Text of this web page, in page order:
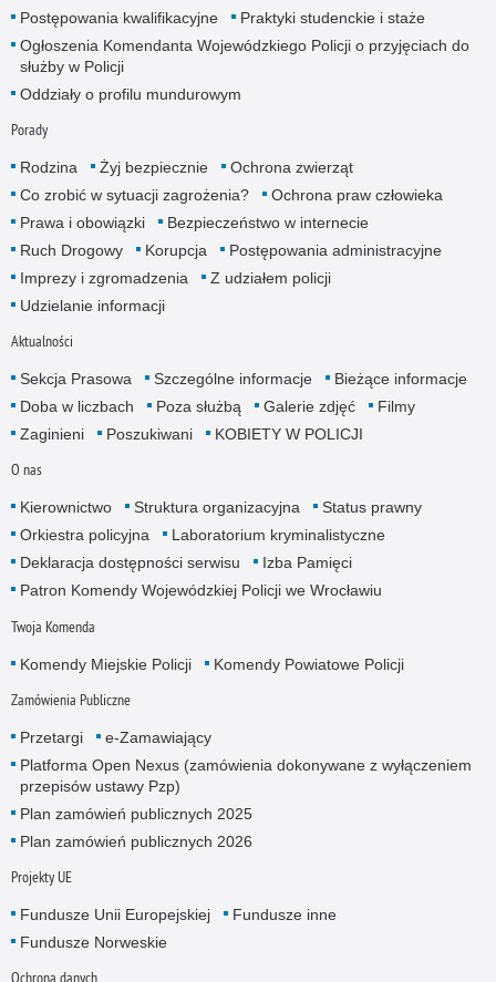
Postępowania kwalifikacyjne
Praktyki studenckie i staże
Ogłoszenia Komendanta Wojewódzkiego Policji o przyjęciach do
służby w Policji
Oddziały o profilu mundurowym
Porady
Rodzina Żyj bezpiecznie
Ochrona zwierząt
Co zrobić w sytuacji zagrożenia?
Ochrona praw człowieka
Prawa i obowiązki
Bezpieczeństwo w internecie
Ruch Drogowy
Korupcja
Postępowania administracyjne
Imprezy i zgromadzenia
Z udziałem policji
Udzielanie informacji
Aktualności
Sekcja Prasowa Szczególne informacje
Bieżące informacje
Doba w liczbach
Poza służbą Galerie zdjęć
Filmy
Zaginieni
Poszukiwani KOBIETY W POLICJI
O nas
Kierownictwo Struktura organizacyjna
Status prawny
Orkiestra policyjna
Laboratorium kryminalistyczne
Deklaracja dostępności serwisu
Izba Pamięci
Patron Komendy Wojewódzkiej Policji we Wrocławiu
Twoja Komenda
Komendy Miejskie Policji Komendy Powiatowe Policji
Zamówienia Publiczne
Przetargi
e-Zamawiający
Platforma Open Nexus (zamówienia dokonywane z wyłączeniem
przepisów ustawy Pzp)
Plan zamówień publicznych 2025
Plan zamówień publicznych 2026
Projekty UE
Fundusze Unii Europejskiej
Fundusze inne
Fundusze Norweskie
Ochrona danych